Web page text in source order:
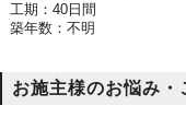
工期：40日間
築年数：不明
お施主様のお悩み・